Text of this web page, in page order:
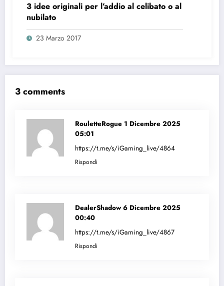
3 idee originali per l’addio al celibato o al
nubilato
23 Marzo 2017
3 comments
RouletteRogue 1 Dicembre 2025
05:01
https://t.me/s/iGaming_live/4864
Rispondi
DealerShadow 6 Dicembre 2025
00:40
https://t.me/s/iGaming_live/4867
Rispondi